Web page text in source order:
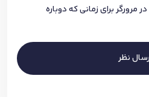
مرورگر برای زمانی که دوباره
نظر